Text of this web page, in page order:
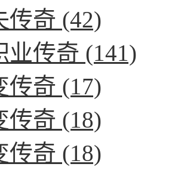
传奇 (42)
业传奇 (141)
传奇 (17)
传奇 (18)
传奇 (18)